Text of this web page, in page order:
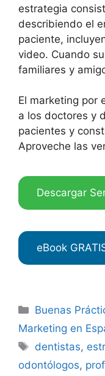
estrategia
describiendo el
paciente,
video. Cuando
familiares y
El marketing por
a los doctores y
pacientes y
Aproveche las
Descargar
eBook
Categories
Buenas
Marketing en
Tags
dentistas,
odontólogos,